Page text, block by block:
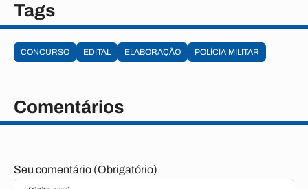
Tags
CONCURSO EDITAL ELABORAÇÃO POLÍCIA MILITAR
Comentários
Seu comentário (Obrigatório)